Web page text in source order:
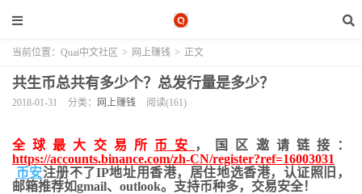
当前位置： Quai中文社区 > 网上赚钱 > 正文
共生币总共有多少个？总发行量是多少？
2018-01-31 分类： 网上赚钱 阅读(161)
全球最大交易所 币安
，国区邀请链接：
https://accounts.binance.com/zh-CN/register?ref=16003031
币安注册不了IP地址用香港，居住地选香港，认证照旧，
邮箱推荐如gmail、outlook。支持币种多，交易安全！